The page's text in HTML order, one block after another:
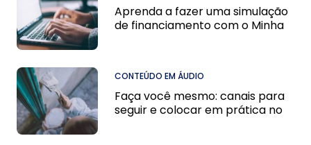
Aprenda a fazer uma simulação
de financiamento com o Minha
CONTEÚDO EM ÁUDIO
Faça você mesmo: canais para
seguir e colocar em prática no